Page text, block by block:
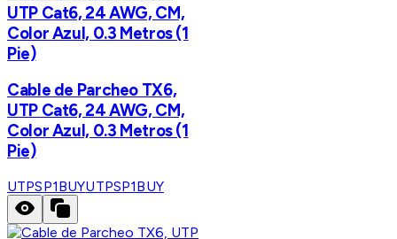
UTP Cat6, 24 AWG, CM,
Color Azul, 0.3 Metros (1
Pie)
Cable de Parcheo TX6,
UTP Cat6, 24 AWG, CM,
Color Azul, 0.3 Metros (1
Pie)
UTPSP1BUYUTPSP1BUY